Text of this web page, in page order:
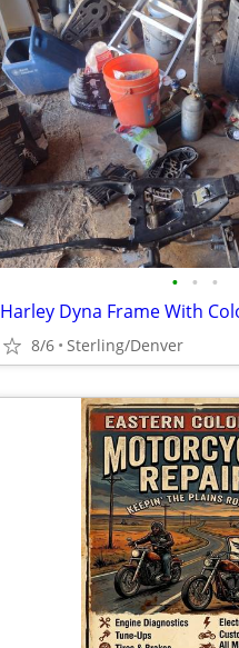
• • •
Harley Dyna Frame With
8/6 Sterling/Denver